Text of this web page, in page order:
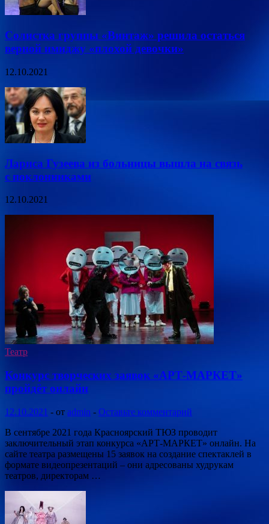
Солистка группы «Винтаж» решила остаться
верной имиджу «плохой девочки»
12.10.2021
Лариса Гузеева из больницы вышла на связь
с поклонниками
12.10.2021
Театр
Конкурс творческих заявок «АРТ-МАРКЕТ»
пройдёт онлайн
12.10.2021 - от admin - Оставьте комментарий
В сентябре 2021 года Красноярский ТЮЗ проводит
заключительный этап конкурса «АРТ-МАРКЕТ» онлайн. На
сайте театра размещены 15 заявок на создание спектаклей в
формате видеопрезентаций – они адресованы худрукам
театров, директорам …